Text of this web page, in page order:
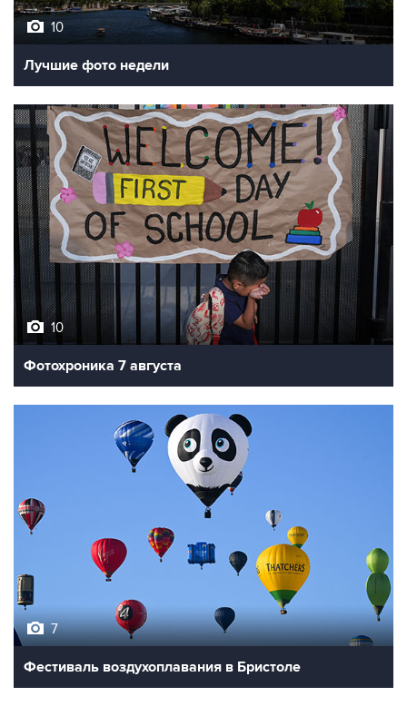
10
Лучшие фото недели
10
Фотохроника 7 августа
7
Фестиваль воздухоплавания в Бристоле